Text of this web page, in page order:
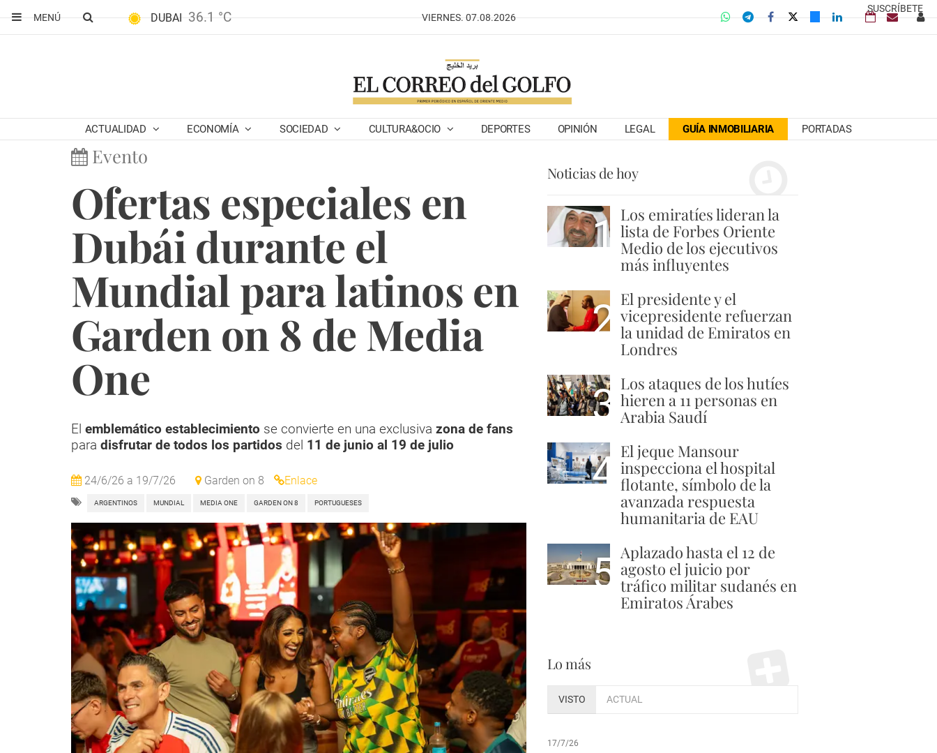
SUSCRÍBETE
MENÚ
DUBAI 36.1 °C VIERNES. 07.08.2026
ACTUALIDAD ECONOMÍA SOCIEDAD CULTURA&OCIO DEPORTES OPINIÓN LEGAL GUÍA INMOBILIARIA PORTADAS
Evento
Ofertas especiales en
Dubái durante el
Mundial para latinos en
Garden on 8 de Media
One
El emblemático establecimiento se convierte en una exclusiva zona de fans
para disfrutar de todos los partidos del 11 de junio al 19 de julio
24/6/26 a 19/7/26 Garden on 8 Enlace
ARGENTINOS MUNDIAL MEDIA ONE GARDEN ON 8 PORTUGUESES
Noticias de hoy
1 Los emiratíes lideran la
lista de Forbes Oriente
Medio de los ejecutivos
más influyentes
2 El presidente y el
vicepresidente refuerzan
la unidad de Emiratos en
Londres
3 Los ataques de los hutíes
hieren a 11 personas en
Arabia Saudí
4 El jeque Mansour
inspecciona el hospital
flotante, símbolo de la
avanzada respuesta
humanitaria de EAU
5 Aplazado hasta el 12 de
agosto el juicio por
tráfico militar sudanés en
Emiratos Árabes
Lo más
VISTO ACTUAL
17/7/26